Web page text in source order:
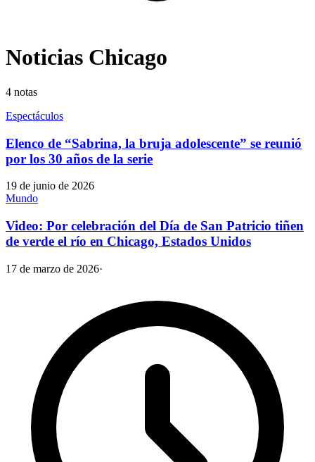
Noticias Chicago
4 notas
Espectáculos
Elenco de “Sabrina, la bruja adolescente” se reunió
por los 30 años de la serie
19 de junio de 2026
Mundo
Video: Por celebración del Día de San Patricio tiñen
de verde el río en Chicago, Estados Unidos
17 de marzo de 2026·